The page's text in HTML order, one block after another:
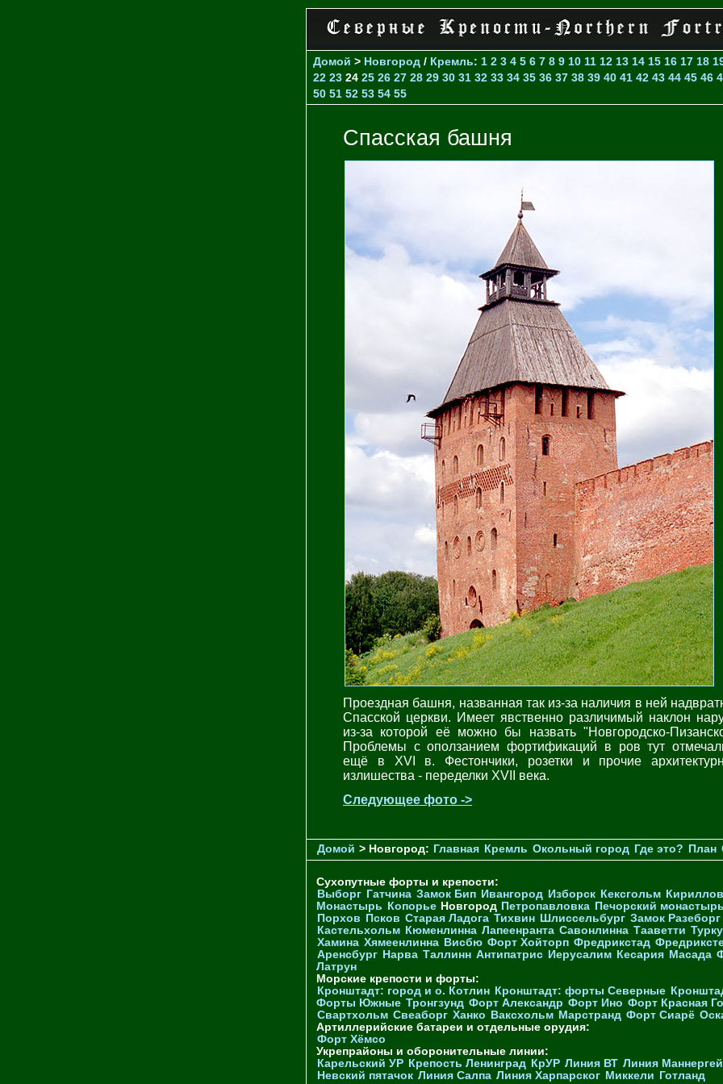
Домой > Новгород / Кремль: 1 2 3 4 5 6 7 8 9 10 11 12 13 14 15 16 17 18
22 23 24 25 26 27 28 29 30 31 32 33 34 35 36 37 38 39 40 41 42 43 44 45 46
50 51 52 53 54 55
Спасская башня
Проездная башня, названная так из-за наличия в ней
Спасской церкви. Имеет явственно различимый наклон
из-за которой её можно бы назвать "Новгородско-
Проблемы с оползанием фортификаций в ров тут
ещё в XVI в. Фестончики, розетки и прочие
излишества - переделки ХVII века.
Следующее фото ->
Домой > Новгород: Главная Кремль Окольный город Где это? План
Сухопутные форты и крепости:
Выборг Гатчина Замок Бип Ивангород Изборск Кексгольм
Монастырь
Копорье Новгород Петропавловка Печорcкий монастырь
Порхов
Псков Старая Ладога Тихвин Шлиссельбург Замок Разеборг
Кастельхольм Кюменлинна Лапеенранта Савонлинна Тааветти Турку
Хамина Хямеенлинна Висбю Форт Хойторп Фредрикстад
Аренсбург Нарва Таллинн Антипатрис Иерусалим Кесария Масада
Латрун
Морские крепости и форты:
Кронштадт: город и о. Котлин Кронштадт: форты Северные
Форты Южные Тронгзунд Форт Александр Форт Ино Форт Красная
Свартхольм Свеаборг Ханко Ваксхольм Марстранд Форт Сиарё
Артиллерийские батареи и отдельные орудия:
Форт Хёмсо
Укрепрайоны и оборонительные линии:
Карельский УР Крепость Ленинград КрУР Линия ВТ Линия
Невский пятачок Линия Салпа Линия Харпарског Миккели Готланд